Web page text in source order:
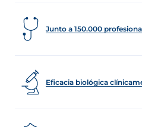
Junto a 150.000
Eficacia biológica